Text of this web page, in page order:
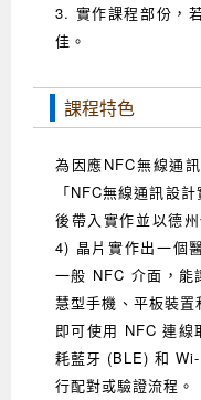
AIoT智能聯網運算實
AI強化學習 - 自動控
物聯網Web整合應用
[學程]物聯網全端與
智能機器人系統整合
電腦視覺與影像處理
嵌入式Linux開發與AI
ARM mbed 物聯網
ARM Cortex-M0 應
程式語言系列課程
資料結構精修班
Python程式實戰養成
Python程式設計
Python程式設計(舊)
APCS寒暑假程式檢
Java 物件導向程式
Android嵌入式平台開
Android Framework
Android ADK周邊裝
iOS程式開發系列課程
iPhone程式設計進階
Android嵌入式平台
TI MSP430微控制器
產品應用系列課程
生醫感測器整合設計
NFC無線通訊設計實
物聯網Web整合應
轉職就業班
AIoT人工智慧與物
AI智能醫療電子產
物聯網韌體工程師人
實體課程總覽
AI邊緣運算實作-
資料分析與視覺化
Edge AI與Pi Pico實
電腦視覺演算法-人
OpenVINO邊緣運算
iPAS巨量資料分析
iPAS機器學習工程師
APCS檢定 C++課程
APCS檢定培訓課程
【遠距同步】青少
青少年AI人工智慧實
資料結構
JavaScript程式設計
Python進階程式設
Python程式實戰養成
Linux & C語言硬體
Raspberry Pi 使用入門
硬體控制使用Python
用樹莓派實現物聯網
5G-SDN通訊系列課程
micro:bit 創意程式設計
學員專屬提問平台
3. 實作課程部份，
佳。
課程特色
為因應NFC無線通
「NFC無線通訊設
後帶入實作並以德
4) 晶片實作出一個
一般 NFC 介面，能
慧型手機、平板裝
即可使用 NFC 連
耗藍牙 (BLE) 和
行配對或驗證流程。